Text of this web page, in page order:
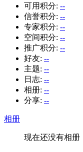
可用积分: --
信誉积分: --
专家积分: --
空间积分: --
推广积分: --
好友: --
主题: --
日志: --
相册: --
分享: --
相册
现在还没有相册